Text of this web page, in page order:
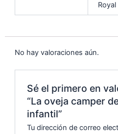
Royal
No hay valoraciones aún.
Sé el primero en
“La oveja camper
infantil”
Tu dirección de correo